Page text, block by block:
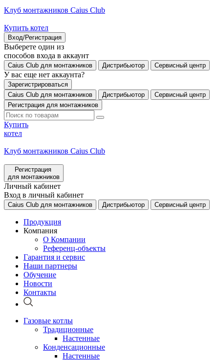
Клуб монтажников Caius Club
Купить котел
Вход/Регистрация
Выберете один из
способов входа в аккаунт
Caius Club для монтажников Дистрибьютор Сервисный центр
У вас еще нет аккаунта?
Зарегистрироваться
Caius Club для монтажников
Дистрибьютор
Сервисный центр
Регистрация для монтажников
Купить
котел
Клуб монтажников Caius Club
Регистрация
для монтажников
Личный кабинет
Вход в личный кабинет
Caius Club для монтажников Дистрибьютор Сервисный центр
Продукция
Компания
О Компании
Референц-объекты
Гарантия и сервис
Наши партнеры
Обучение
Новости
Контакты
Газовые котлы
Традиционные
Настенные
Конденсационные
Настенные